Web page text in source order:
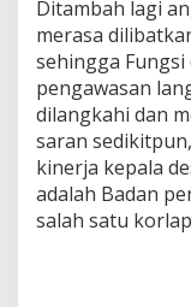
Ditambah lagi
merasa
sehingga
pengawasan
dilangkahi dan
saran
kinerja kepala
adalah Badan
salah satu